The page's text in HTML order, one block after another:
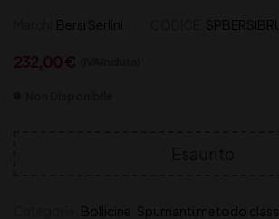
Bersi Serlini
Bollicine Spumanti metodo